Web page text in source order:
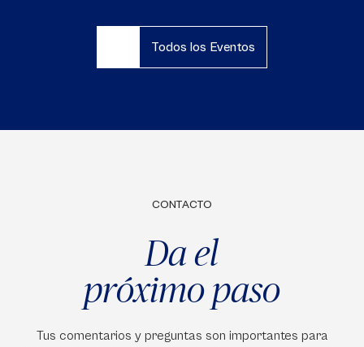
Todos los Eventos
CONTACTO
Da el
próximo paso
Tus comentarios y preguntas son importantes para